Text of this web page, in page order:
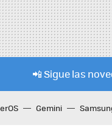
📲 Sigue las
Gemini